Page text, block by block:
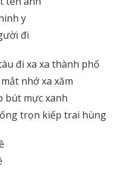
y
đi
đi xa xa thành phố
nhớ xa xăm
bút mực xanh
trọn kiếp trai hùng